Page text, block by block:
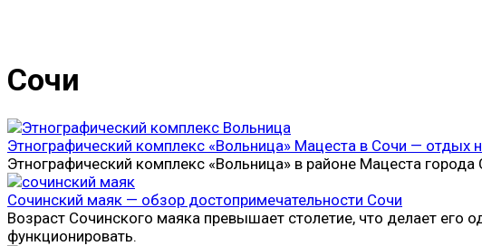
Сочи
Этнографический комплекс «Вольница» Мацеста в Сочи — отдых
Этнографический комплекс «Вольница» в районе Мацеста
Сочинский маяк — обзор достопримечательности Сочи
Возраст Сочинского маяка превышает столетие, что делает
функционировать.